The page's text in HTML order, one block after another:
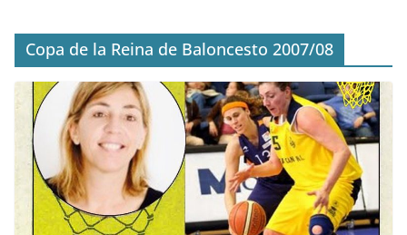
Copa de la Reina de Baloncesto 2007/08